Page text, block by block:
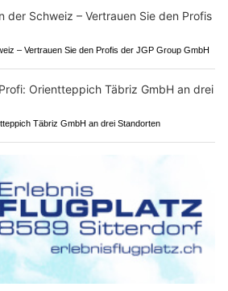
– Vertrauen Sie den Profis der JGP Group GmbH
Täbriz GmbH an drei Standorten